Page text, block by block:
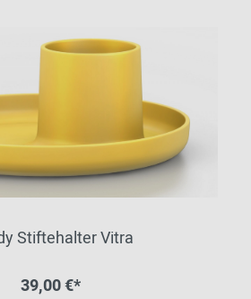
Stiftehalter Vitra
39,00 €*